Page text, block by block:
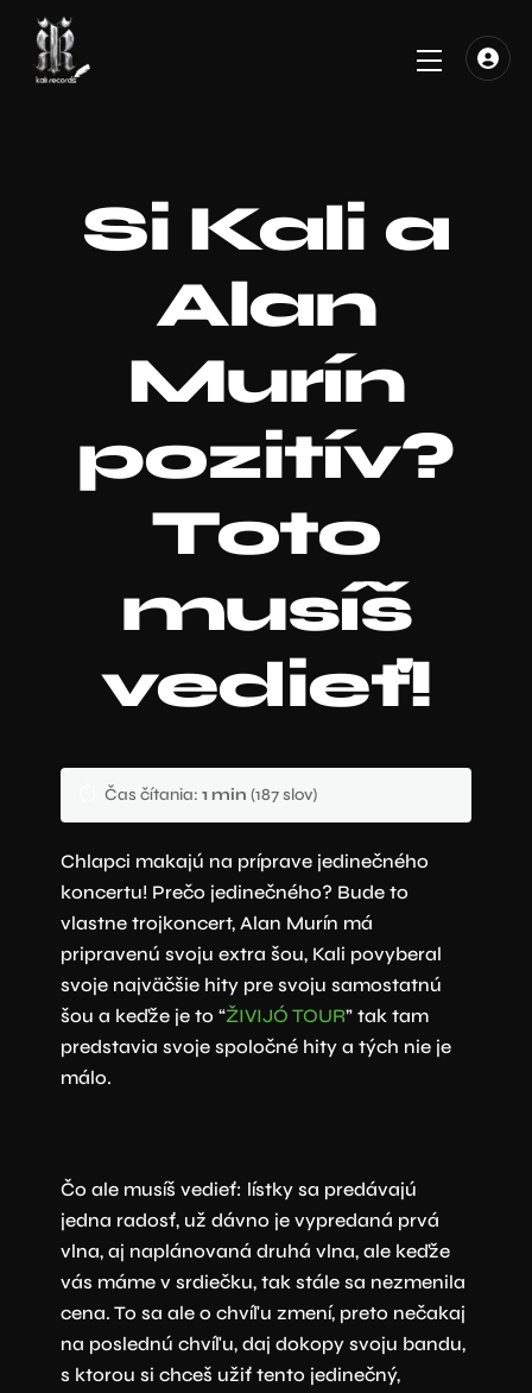
content
Menu
Si Kali a
Alan
Murín
pozitív?
Toto
musíš
vedieť!
Čas čítania: 1 min (187 slov)
Chlapci makajú na príprave jedinečného
koncertu! Prečo jedinečného? Bude to
vlastne trojkoncert, Alan Murín má
pripravenú svoju extra šou, Kali povyberal
svoje najväčšie hity pre svoju samostatnú
šou a keďže je to “ŽIVIJÓ TOUR” tak tam
predstavia svoje spoločné hity a tých nie je
málo.
Čo ale musíš vedieť: lístky sa predávajú
jedna radosť, už dávno je vypredaná prvá
vlna, aj naplánovaná druhá vlna, ale keďže
vás máme v srdiečku, tak stále sa nezmenila
cena. To sa ale o chvíľu zmení, preto nečakaj
na poslednú chvíľu, daj dokopy svoju bandu,
s ktorou si chceš užiť tento jedinečný,